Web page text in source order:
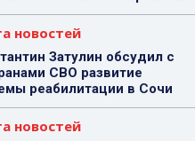
новостей
Затулин обсудил с
СВО развитие
реабилитации в Сочи
новостей